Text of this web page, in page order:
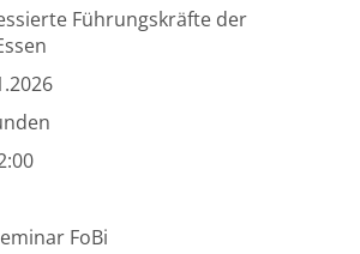
Führungskräfte der
FoBi